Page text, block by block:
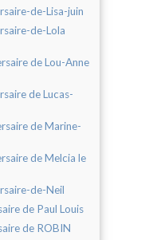
de-Lisa-juin
de-Lola
de Lou-Anne
de Lucas-
de Marine-
de Melcia le
de-Neil
de Paul Louis
de ROBIN